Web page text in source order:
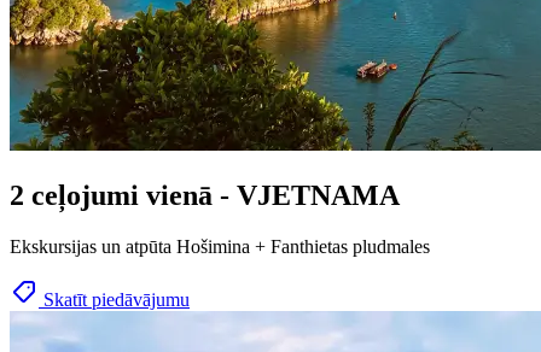
2 ceļojumi vienā - VJETNAMA
Ekskursijas un atpūta Hošimina + Fanthietas pludmales
Skatīt piedāvājumu